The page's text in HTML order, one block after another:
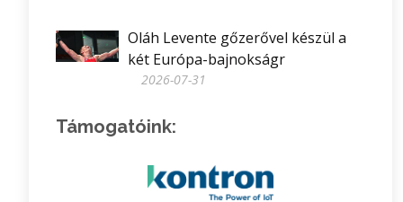
Oláh Levente gőzerővel készül a
két Európa-bajnokságr
2026-07-31
Támogatóink: